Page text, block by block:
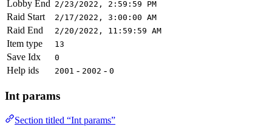
Lobby End 2/23/2022, 2:59:59 PM
Raid Start 2/17/2022, 3:00:00 AM
Raid End 2/20/2022, 11:59:59 AM
Item type 13
Save Idx 0
Help ids 2001 - 2002 - 0
Int params
Section titled “Int params”